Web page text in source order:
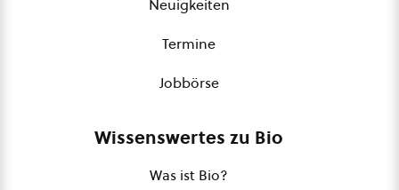
Neuigkeiten
Termine
Jobbörse
Wissenswertes zu Bio
Was ist Bio?